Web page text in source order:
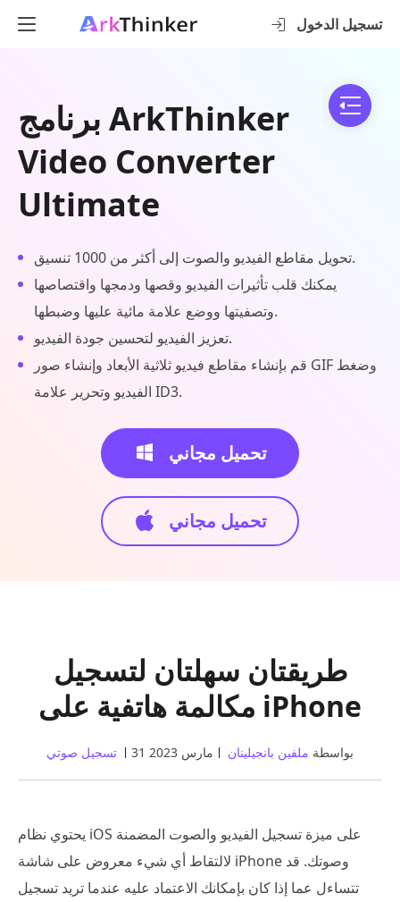
تسجيل الدخول
برنامج ArkThinker
Video Converter
Ultimate
تحويل مقاطع الفيديو والصوت إلى أكثر من 1000 تنسيق.
يمكنك قلب تأثيرات الفيديو وقصها ودمجها واقتصاصها
وتصفيتها ووضع علامة مائية عليها وضبطها.
تعزيز الفيديو لتحسين جودة الفيديو.
قم بإنشاء مقاطع فيديو ثلاثية الأبعاد وإنشاء صور GIF وضغط
الفيديو وتحرير علامة ID3.
تحميل مجاني
تحميل مجاني
طريقتان سهلتان لتسجيل
مكالمة هاتفية على iPhone
بواسطة ملفين بانجيلينان 31 مارس 2023 تسجيل صوتي
يحتوي نظام iOS على ميزة تسجيل الفيديو والصوت المضمنة
لالتقاط أي شيء معروض على شاشة iPhone وصوتك. قد
تتساءل عما إذا كان بإمكانك الاعتماد عليه عندما تريد تسجيل